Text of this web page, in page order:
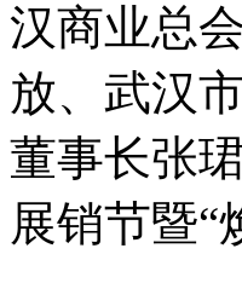
汉商业总
放、武汉
董事长张
展销节暨“